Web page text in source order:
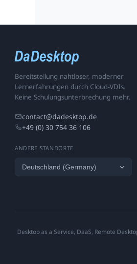
Bereitstellung nahtloser, moderner
Lernerfahrungen durch Cloud-VDIs.
Keine Schulungsunterbrechung mehr.
contact@dadesktop.de
+49 (0) 30 754 36 106
ANDERE STANDORTE
Desktop as a Service, DaaS, Remote